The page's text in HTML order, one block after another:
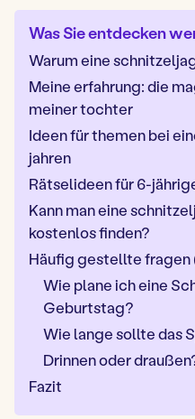
Was Sie entdecken
Warum eine
Meine erfahrung: die
meiner tochter
Ideen für themen bei
jahren
Rätselideen für 6-
Kann man eine
kostenlos finden?
Häufig gestellte fragen
Wie plane ich eine
Geburtstag?
Wie lange sollte das
Drinnen oder
Fazit